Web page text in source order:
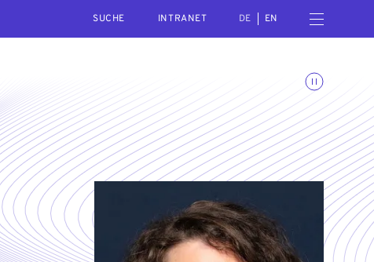
INTRANET
DE EN Menü öffnen
Animationen umschalten